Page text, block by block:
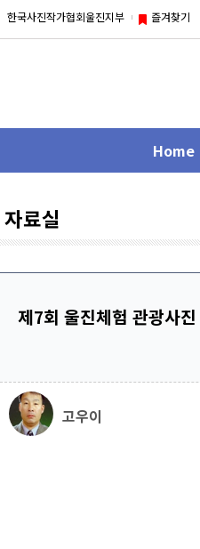
한국사진작가협회울진지부 즐겨찾기
Home
자료실
제7회 울진체험 관광사
고우이